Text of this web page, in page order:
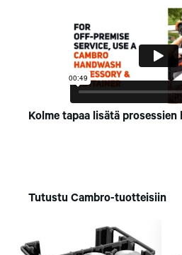
Kolme tapaa lisätä
Tutustu Cambro-tuotteisiin